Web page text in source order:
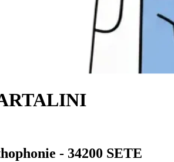
- 34200 SETE